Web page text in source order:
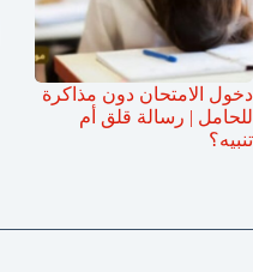
دخول الامتحان دون مذاكرة
للحامل | رسالة قلق أم
تنبيه؟